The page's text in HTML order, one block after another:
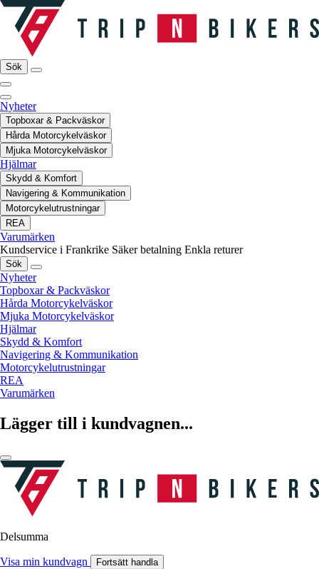
Sök
Nyheter
Topboxar & Packväskor
Hårda Motorcykelväskor
Mjuka Motorcykelväskor
Hjälmar
Skydd & Komfort
Navigering & Kommunikation
Motorcykelutrustningar
REA
Varumärken
Kundservice i Frankrike Säker betalning Enkla returer
Sök
Nyheter
Topboxar & Packväskor
Hårda Motorcykelväskor
Mjuka Motorcykelväskor
Hjälmar
Skydd & Komfort
Navigering & Kommunikation
Motorcykelutrustningar
REA
Varumärken
Lägger till i kundvagnen...
Delsumma
Visa min kundvagn Fortsätt handla